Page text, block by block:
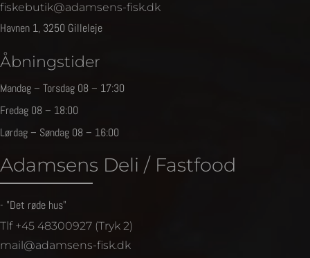
fiskebutik@adamsens-fisk.dk
Havnen 1, 3250 Gilleleje
Åbningstider
Mandag – Torsdag 08 – 17:30
Fredag 08 – 18:00
Lørdag – Søndag 08 – 16:00
Adamsens Deli / Fastfood
- "Det røde hus"
Tlf +45 48300927 (Tryk 2)
mail@adamsens-fisk.dk